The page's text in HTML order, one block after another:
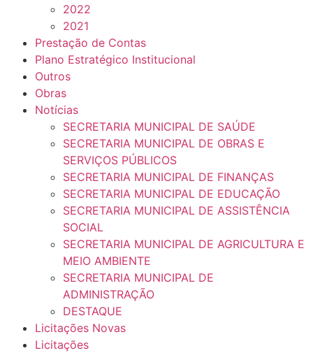
2022
2021
Prestação de Contas
Plano Estratégico Institucional
Outros
Obras
Notícias
SECRETARIA MUNICIPAL DE SAÚDE
SECRETARIA MUNICIPAL DE OBRAS E
SERVIÇOS PÚBLICOS
SECRETARIA MUNICIPAL DE FINANÇAS
SECRETARIA MUNICIPAL DE EDUCAÇÃO
SECRETARIA MUNICIPAL DE ASSISTÊNCIA
SOCIAL
SECRETARIA MUNICIPAL DE AGRICULTURA E
MEIO AMBIENTE
SECRETARIA MUNICIPAL DE
ADMINISTRAÇÃO
DESTAQUE
Licitações Novas
Licitações